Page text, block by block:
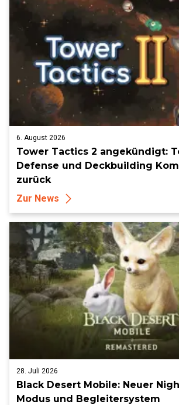
6. August 2026
Tower Tactics 2 angekündigt:
Defense und Deckbuilding
zurück
Zur News
28. Juli 2026
Black Desert Mobile: Neuer
Modus und Begleitersystem